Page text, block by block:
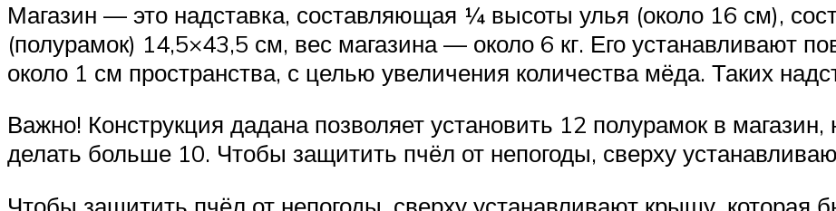
Магазин — это надставка, составляющая ¼ высоты улья (около 16 см),
(полурамок) 14,5×43,5 см, вес магазина — около 6 кг. Его устанавливают
около 1 см пространства, с целью увеличения количества мёда. Таких
Важно! Конструкция дадана позволяет установить 12 полурамок в
делать больше 10. Чтобы защитить пчёл от непогоды, сверху